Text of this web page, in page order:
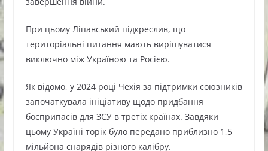
При цьому Ліпавський підкреслив, що
територіальні питання мають вирішуватися
виключно між Україною та Росією.
Як відомо, у 2024 році Чехія за підтримки союзників
започаткувала ініціативу щодо придбання
боєприпасів для ЗСУ в третіх країнах. Завдяки
цьому Україні торік було передано приблизно 1,5
мільйона снарядів різного калібру.